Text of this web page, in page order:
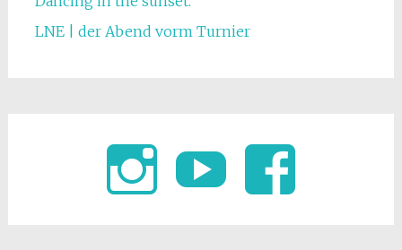
LNE | der Abend vorm Turnier